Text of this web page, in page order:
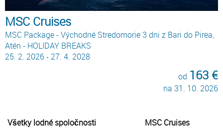
MSC Cruises
MSC Package - Východné Stredomorie 3 dni z Bari do Pirea,
Atén - HOLIDAY BREAKS
25. 2. 2026 - 27. 4. 2028
od 163 €
na 31. 10. 2026
Všetky lodné spoločnosti
MSC Cruises